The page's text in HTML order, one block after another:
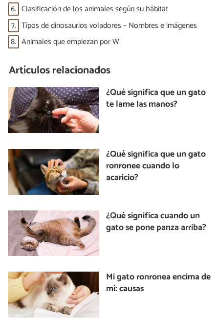
6. Clasificación de los animales según su hábitat
7. Tipos de dinosaurios voladores – Nombres e imágenes
8. Animales que empiezan por W
Artículos relacionados
¿Qué significa que un gato
te lame las manos?
¿Qué significa que un gato
ronronee cuando lo
acaricio?
¿Qué significa cuando un
gato se pone panza arriba?
Mi gato ronronea encima de
mí: causas